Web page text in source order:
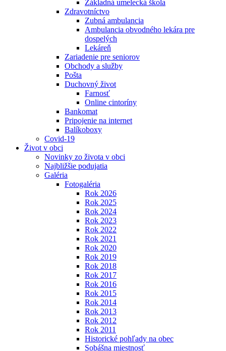
Základná umelecká škola
Zdravotníctvo
Zubná ambulancia
Ambulancia obvodného lekára pre
dospelých
Lekáreň
Zariadenie pre seniorov
Obchody a služby
Pošta
Duchovný život
Farnosť
Online cintoríny
Bankomat
Pripojenie na internet
Balíkoboxy
Covid-19
Život v obci
Novinky zo života v obci
Najbližšie podujatia
Galéria
Fotogaléria
Rok 2026
Rok 2025
Rok 2024
Rok 2023
Rok 2022
Rok 2021
Rok 2020
Rok 2019
Rok 2018
Rok 2017
Rok 2016
Rok 2015
Rok 2014
Rok 2013
Rok 2012
Rok 2011
Historické pohľady na obec
Sobášna miestnosť